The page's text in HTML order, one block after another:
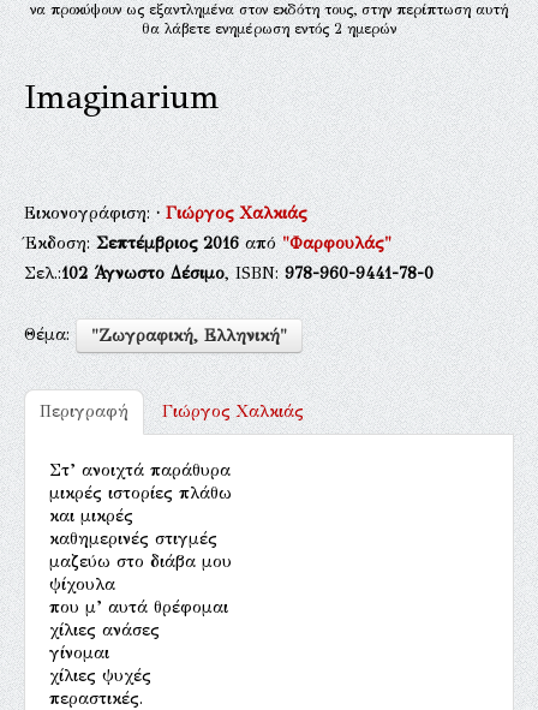
να προκύψουν ως εξαντλημένα στον εκδότη τους, στην περίπτωση αυτή
θα λάβετε ενημέρωση εντός 2 ημερών
Imaginarium
Εικονογράφιση:· Γιώργος Χαλκιάς
Έκδοση:Σεπτέμβριος 2016από"Φαρφουλάς"
Σελ.:102 Άγνωστο Δέσιμο, ISBN:978-960-9441-78-0
Θέμα: "Ζωγραφική, Ελληνική"
Περιγραφή Γιώργος Χαλκιάς
Στ’ ανοιχτά παράθυρα
μικρές ιστορίες πλάθω
και μικρές
καθημερινές στιγμές
μαζεύω στο διάβα μου
ψίχουλα
που μ’ αυτά θρέφομαι
χίλιες ανάσες
γίνομαι
χίλιες ψυχές
περαστικές.